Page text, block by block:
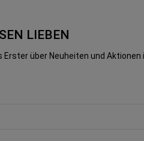
LIEBEN
Erster über Neuheiten und